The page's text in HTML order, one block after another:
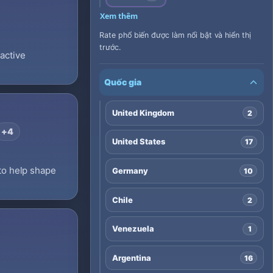
+4
help shape
Xem thêm
Rate phổ biến được làm nổi bật và hiển thị
trước.
Quốc gia
United Kingdom 2
United States 17
Germany 10
Chile 2
Venezuela 1
Argentina 16